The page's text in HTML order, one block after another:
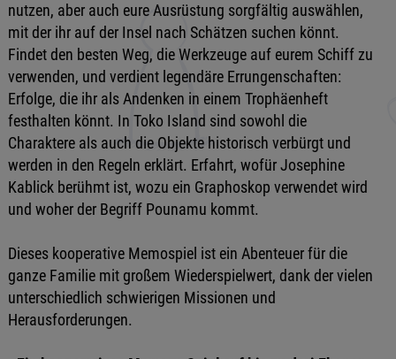
nutzen, aber auch eure Ausrüstung sorgfältig auswählen,
mit der ihr auf der Insel nach Schätzen suchen könnt.
Findet den besten Weg, die Werkzeuge auf eurem Schiff zu
verwenden, und verdient legendäre Errungenschaften:
Erfolge, die ihr als Andenken in einem Trophäenheft
festhalten könnt. In Toko Island sind sowohl die
Charaktere als auch die Objekte historisch verbürgt und
werden in den Regeln erklärt. Erfahrt, wofür Josephine
Kablick berühmt ist, wozu ein Graphoskop verwendet wird
und woher der Begriff Pounamu kommt.
Dieses kooperative Memospiel ist ein Abenteuer für die
ganze Familie mit großem Wiederspielwert, dank der vielen
unterschiedlich schwierigen Missionen und
Herausforderungen.